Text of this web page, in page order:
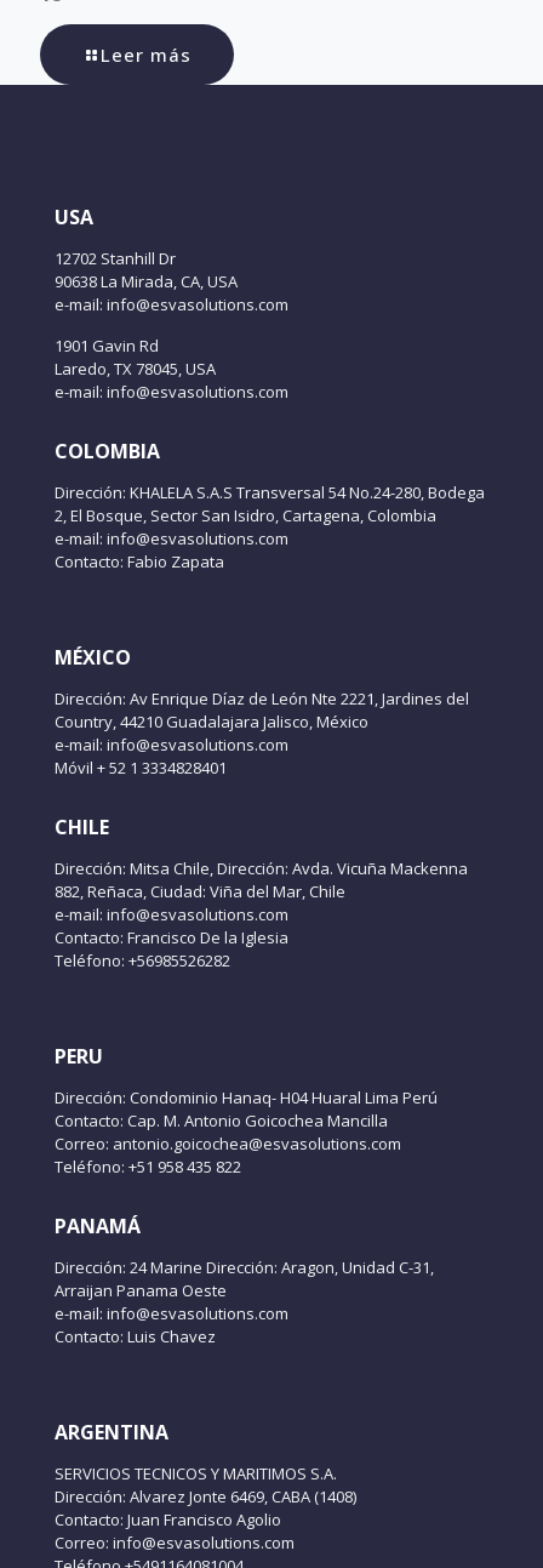
Leer más
USA
12702 Stanhill Dr
90638 La Mirada, CA, USA
e-mail: info@esvasolutions.com
1901 Gavin Rd
Laredo, TX 78045, USA
e-mail: info@esvasolutions.com
COLOMBIA
Dirección: KHALELA S.A.S Transversal 54 No.24-280, Bodega
2, El Bosque, Sector San Isidro, Cartagena, Colombia
e-mail: info@esvasolutions.com
Contacto: Fabio Zapata
MÉXICO
Dirección: Av Enrique Díaz de León Nte 2221, Jardines del
Country, 44210 Guadalajara Jalisco, México
e-mail: info@esvasolutions.com
Móvil + 52 1 3334828401
CHILE
Dirección: Mitsa Chile, Dirección: Avda. Vicuña Mackenna
882, Reñaca, Ciudad: Viña del Mar, Chile
e-mail: info@esvasolutions.com
Contacto: Francisco De la Iglesia
Teléfono: +56985526282
PERU
Dirección: Condominio Hanaq- H04 Huaral Lima Perú
Contacto: Cap. M. Antonio Goicochea Mancilla
Correo: antonio.goicochea@esvasolutions.com
Teléfono: +51 958 435 822
PANAMÁ
Dirección: 24 Marine Dirección: Aragon, Unidad C-31,
Arraijan Panama Oeste
e-mail: info@esvasolutions.com
Contacto: Luis Chavez
ARGENTINA
SERVICIOS TECNICOS Y MARITIMOS S.A.
Dirección: Alvarez Jonte 6469, CABA (1408)
Contacto: Juan Francisco Agolio
Correo: info@esvasolutions.com